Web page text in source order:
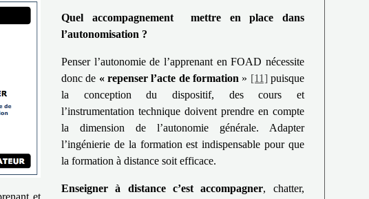
et
Quel accompagnement mettre en place dans
l’autonomisation ?
Penser l’autonomie de l’apprenant en FOAD nécessite
donc de « repenser l’acte de formation » [11]puisque
la conception du dispositif, des cours et
l’instrumentation technique doivent prendre en compte
la dimension de l’autonomie générale. Adapter
l’ingénierie de la formation est indispensable pour que
la formation à distance soit efficace.
Enseigner à distance c’est accompagner, chatter,